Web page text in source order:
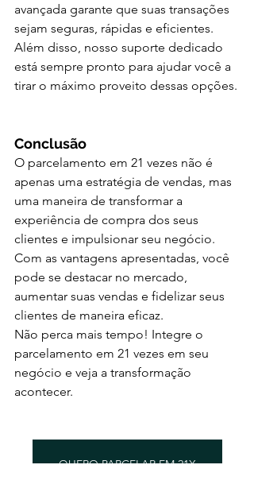
avançada garante que suas transações
sejam seguras, rápidas e eficientes.
Além disso, nosso suporte dedicado
está sempre pronto para ajudar você a
tirar o máximo proveito dessas opções.
Conclusão
O parcelamento em 21 vezes não é
apenas uma estratégia de vendas, mas
uma maneira de transformar a
experiência de compra dos seus
clientes e impulsionar seu negócio.
Com as vantagens apresentadas, você
pode se destacar no mercado,
aumentar suas vendas e fidelizar seus
clientes de maneira eficaz.
Não perca mais tempo! Integre o
parcelamento em 21 vezes em seu
negócio e veja a transformação
acontecer.
QUERO PARCELAR EM 21X